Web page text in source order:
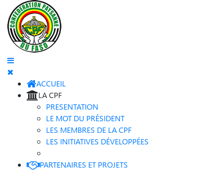
ACCUEIL
LA CPF
PRESENTATION
LE MOT DU PRÉSIDENT
LES MEMBRES DE LA CPF
LES INITIATIVES DÉVELOPPÉES
PARTENAIRES ET PROJETS